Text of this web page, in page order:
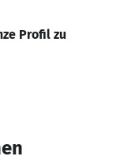
Profil zu